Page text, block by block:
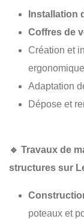
Installation
Coffres de
Création et
Adaptation
Dépose et
🔹 Travaux de
structures sur
poteaux et